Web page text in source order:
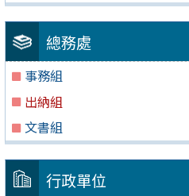
總務處
事務組
出納組
文書組
行政單位